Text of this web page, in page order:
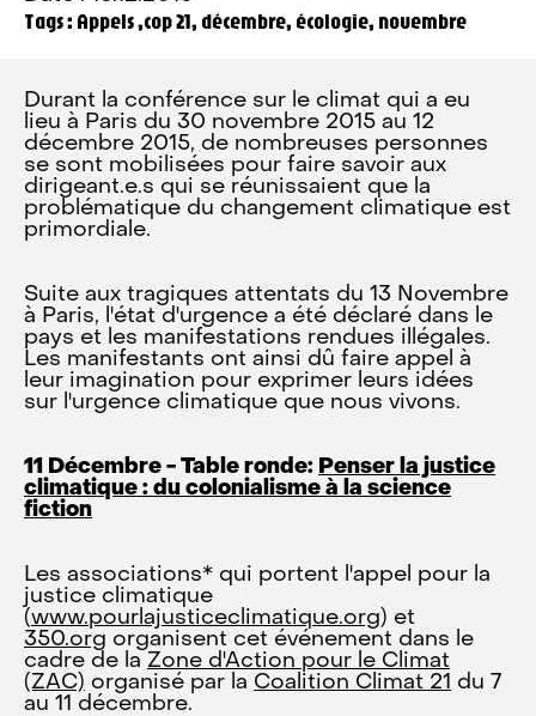
Tags : Appels ,cop 21, décembre, écologie, novembre
Durant la conférence sur le climat qui a eu
lieu à Paris du 30 novembre 2015 au 12
décembre 2015, de nombreuses personnes
se sont mobilisées pour faire savoir aux
dirigeant.e.s qui se réunissaient que la
problématique du changement climatique est
primordiale.
Suite aux tragiques attentats du 13 Novembre
à Paris, l'état d'urgence a été déclaré dans le
pays et les manifestations rendues illégales.
Les manifestants ont ainsi dû faire appel à
leur imagination pour exprimer leurs idées
sur l'urgence climatique que nous vivons.
11 Décembre - Table ronde: Penser la justice
climatique : du colonialisme à la science
fiction
Les associations* qui portent l'appel pour la
justice climatique
(www.pourlajusticeclimatique.org) et
350.org organisent cet événement dans le
cadre de la Zone d'Action pour le Climat
(ZAC) organisé par la Coalition Climat 21 du 7
au 11 décembre.